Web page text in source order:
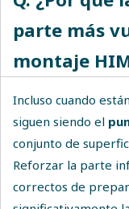
parte más
montaje
Incluso cuando
siguen siendo el
conjunto de
Reforzar la parte
correctos de